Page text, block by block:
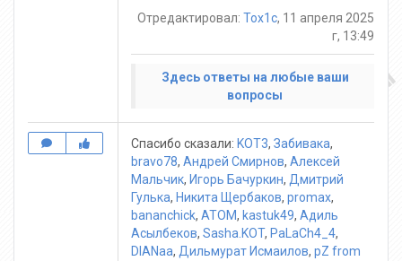
Отредактировал: Tox1c, 11 апреля 2025
г, 13:49
Здесь ответы на любые ваши
вопросы
Спасибо сказали: KOT3, Забивака,
bravo78, Андрей Смирнов, Алексей
Мальчик, Игорь Бачуркин, Дмитрий
Гулька, Никита Щербаков, promax,
bananchick, ATOM, kastuk49, Адиль
Асылбеков, Sasha.KOT, PaLaCh4_4,
DIANaa, Дильмурат Исмаилов, pZ from